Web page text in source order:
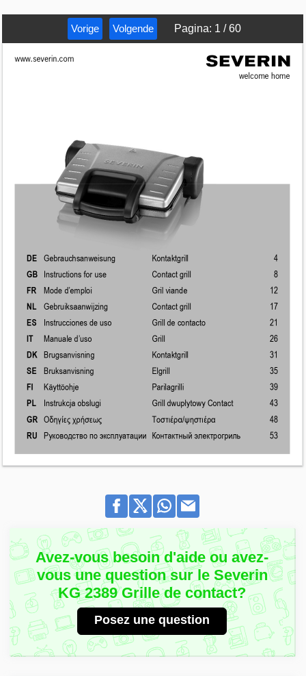
Vorige Volgende Pagina: 1 /60
Avez-vous besoin d'aide ou avez-
vous une question sur le Severin
KG 2389 Grille de contact?
Posez une question